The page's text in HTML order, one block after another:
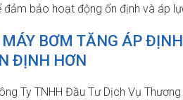
đảm bảo hoạt động ổn định và áp
MÁY BƠM TĂNG ÁP
ĐỊNH HƠN
Ty TNHH Đầu Tư Dịch Vụ